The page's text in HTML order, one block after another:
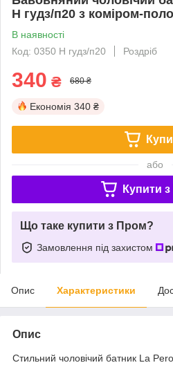
H гудз/п20 з коміром-поло
В наявності
Код: 0350 H гудз/п20
Роздріб
340 ₴ 680 ₴
Економія 340 ₴
або
Купити з
Що таке купити з Пром?
Замовлення під захистом
Опис Характеристики
Опис
Стильний чоловічий батник La